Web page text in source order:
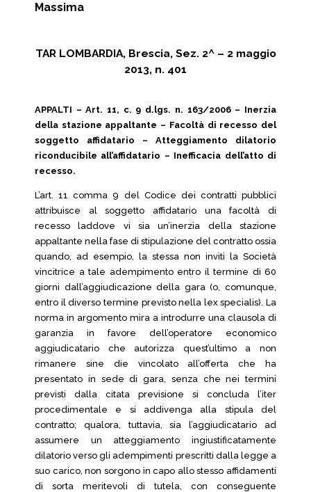
Massima
TAR LOMBARDIA, Brescia, Sez. 2^ – 2 maggio
2013, n. 401
APPALTI – Art. 11, c. 9 d.lgs. n. 163/2006 – Inerzia
della stazione appaltante – Facoltà di recesso del
soggetto affidatario – Atteggiamento dilatorio
riconducibile all’affidatario – Inefficacia dell’atto di
recesso.
L’art. 11 comma 9 del Codice dei contratti pubblici
attribuisce al soggetto affidatario una facoltà di
recesso laddove vi sia un’inerzia della stazione
appaltante nella fase di stipulazione del contratto ossia
quando, ad esempio, la stessa non inviti la Società
vincitrice a tale adempimento entro il termine di 60
giorni dall’aggiudicazione della gara (o, comunque,
entro il diverso termine previsto nella lex specialis). La
norma in argomento mira a introdurre una clausola di
garanzia in favore dell’operatore economico
aggiudicatario che autorizza quest’ultimo a non
rimanere sine die vincolato all’offerta che ha
presentato in sede di gara, senza che nei termini
previsti dalla citata previsione si concluda l’iter
procedimentale e si addivenga alla stipula del
contratto; qualora, tuttavia, sia l’aggiudicatario ad
assumere un atteggiamento ingiustificatamente
dilatorio verso gli adempimenti prescritti dalla legge a
suo carico, non sorgono in capo allo stesso affidamenti
di sorta meritevoli di tutela, con conseguente